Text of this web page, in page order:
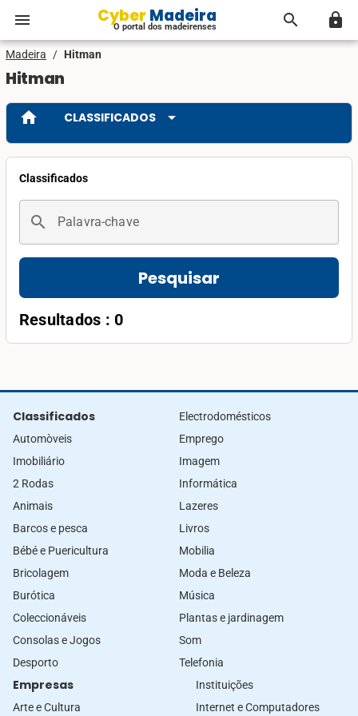
menu Cyber Madeira
O portal dos madeirenses search lock
Madeira / Hitman
Hitman
home CLASSIFICADOS arrow_drop_down
Classificados
search Palavra-chave
Pesquisar
Resultados : 0
Classificados
Automòveis
Imobiliário
2 Rodas
Animais
Barcos e pesca
Bébé e Puericultura
Bricolagem
Burótica
Coleccionáveis
Consolas e Jogos
Desporto
Electrodomésticos
Emprego
Imagem
Informática
Lazeres
Livros
Mobilia
Moda e Beleza
Música
Plantas e jardinagem
Som
Telefonia
Empresas
Arte e Cultura
Instituições
Internet e Computadores